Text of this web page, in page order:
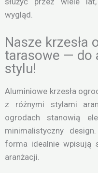
wygląd.
Nasze krzesła
tarasowe — do
stylu!
Aluminiowe krzesła
z różnymi stylami
ogrodach stanowią
minimalistyczny
forma idealnie wpisują
aranżacji.